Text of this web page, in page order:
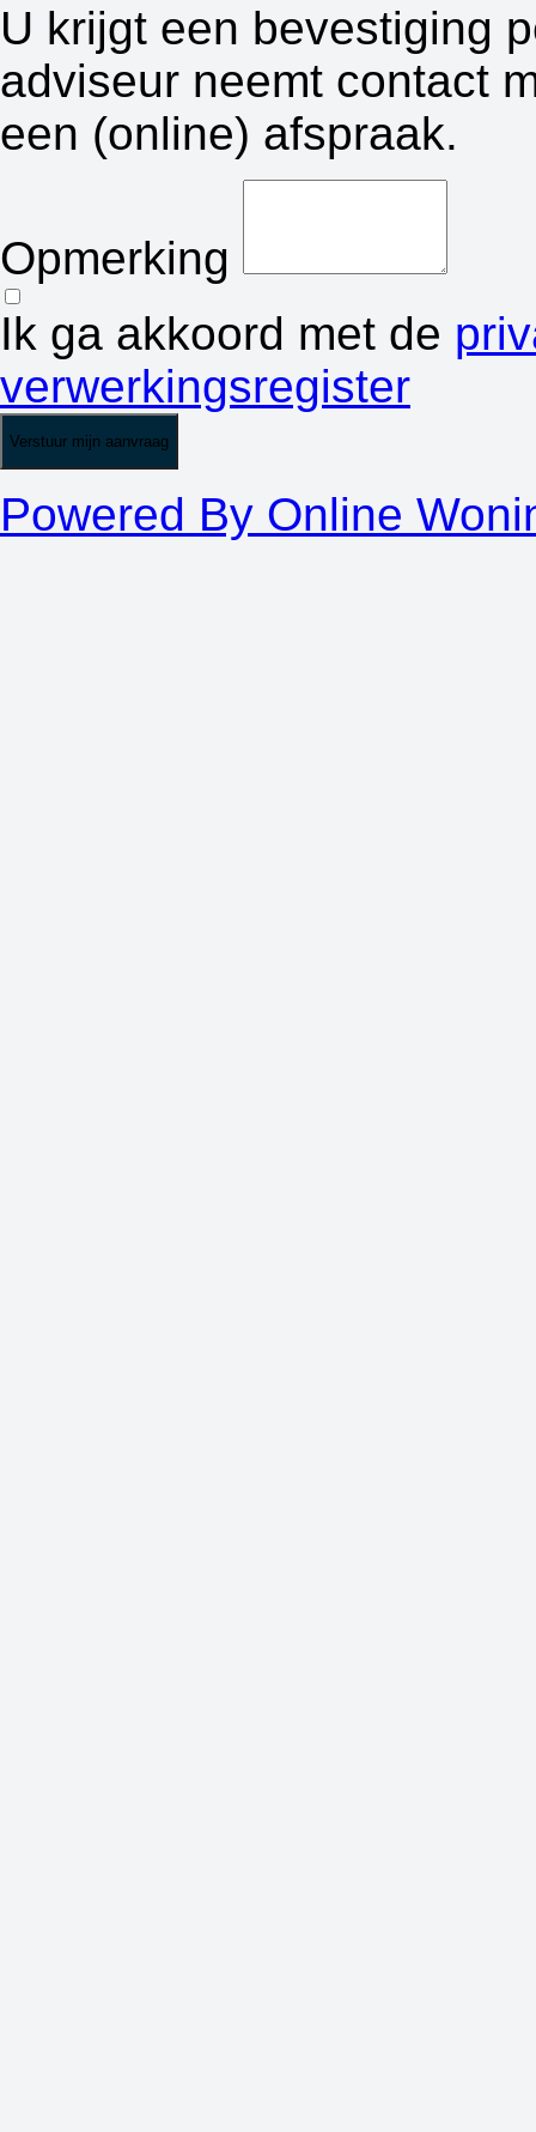
U krijgt een bevestiging
adviseur neemt contact
een (online) afspraak.
Opmerking
Ik ga akkoord met de
verwerkingsregister
Verstuur mijn aanvraag
Powered By Online